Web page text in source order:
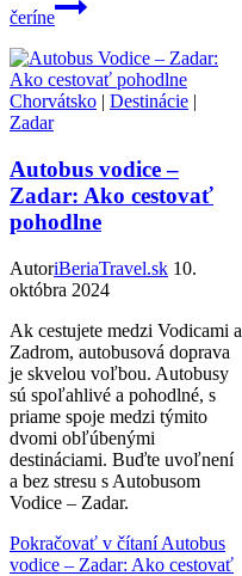
čeríne
Chorvátsko | Destinácie |
Zadar
Autobus vodice –
Zadar: Ako cestovať
pohodlne
AutoriBeriaTravel.sk 10.
októbra 2024
Ak cestujete medzi Vodicami a
Zadrom, autobusová doprava
je skvelou voľbou. Autobusy
sú spoľahlivé a pohodlné, s
priame spoje medzi týmito
dvomi obľúbenými
destináciami. Buďte uvoľnení
a bez stresu s Autobusom
Vodice – Zadar.
Pokračovať v čítaníAutobus
vodice – Zadar: Ako cestovať